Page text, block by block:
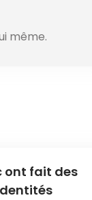
même.
ont fait des